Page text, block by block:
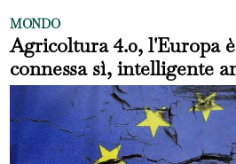
MONDO
Agricoltura 4.0, l'Europa
connessa sì, intelligente